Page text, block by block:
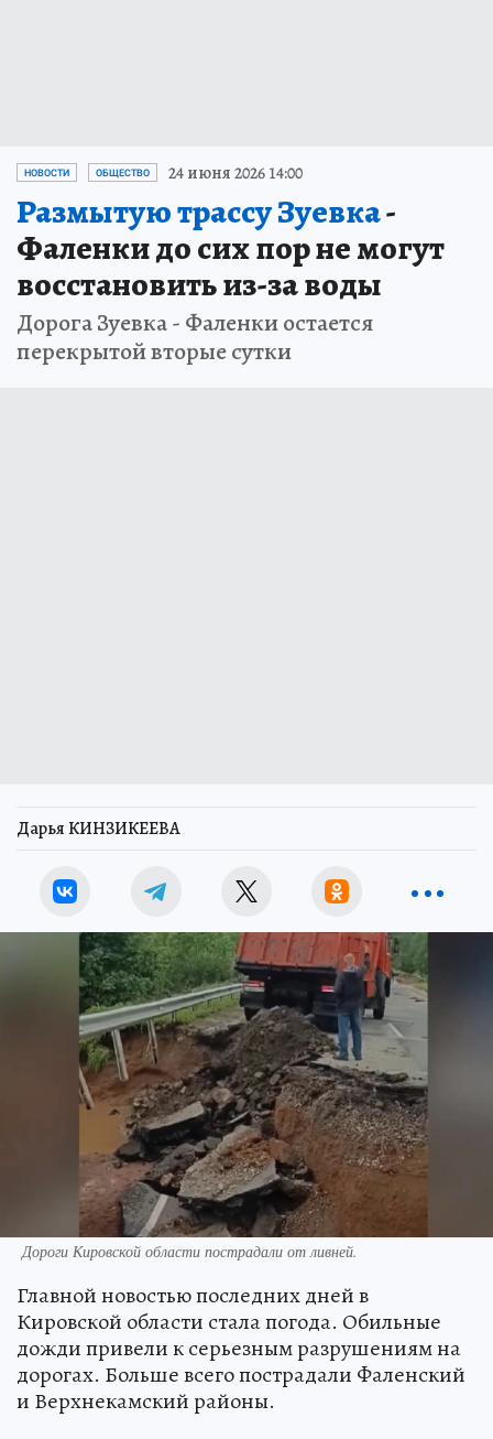
НОВОСТИ ОБЩЕСТВО 24 июня 2026 14:00
Размытую трассу Зуевка-
Фаленки до сих пор не могут
восстановить из-за воды
Дорога Зуевка - Фаленки остается
перекрытой вторые сутки
Дарья КИНЗИКЕЕВА
Дороги Кировской области пострадали от ливней.
Главной новостью последних дней в
Кировской области стала погода. Обильные
дожди привели к серьезным разрушениям на
дорогах. Больше всего пострадали Фаленский
и Верхнекамский районы.